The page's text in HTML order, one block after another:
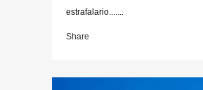
estrafalario.......
Share